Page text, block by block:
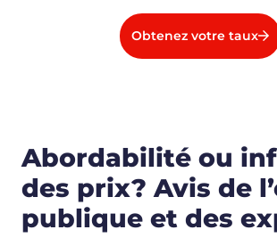
Obtenez votre taux
Abordabilité ou
des prix? Avis de
publique et des